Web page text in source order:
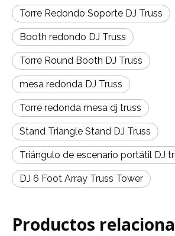
Torre Redondo Soporte DJ Truss
Booth redondo DJ Truss
Torre Round Booth DJ Truss
mesa redonda DJ Truss
Torre redonda mesa dj truss
Stand Triangle Stand DJ Truss
Triángulo de escenario portátil DJ
DJ 6 Foot Array Truss Tower
Productos